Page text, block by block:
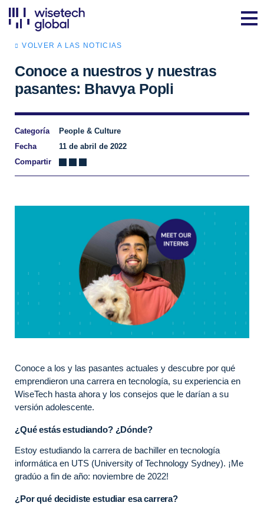
VOLVER A LAS NOTICIAS
Conoce a nuestros y nuestras
pasantes: Bhavya Popli
Categoría
People & Culture
Fecha
11 de abril de 2022
Compartir
Conoce a los y las pasantes actuales y descubre por qué
emprendieron una carrera en tecnología, su experiencia en
WiseTech hasta ahora y los consejos que le darían a su
versión adolescente.
¿Qué estás estudiando? ¿Dónde?
Estoy estudiando la carrera de bachiller en tecnología
informática en UTS (University of Technology Sydney). ¡Me
gradúo a fin de año: noviembre de 2022!
¿Por qué decidiste estudiar esa carrera?